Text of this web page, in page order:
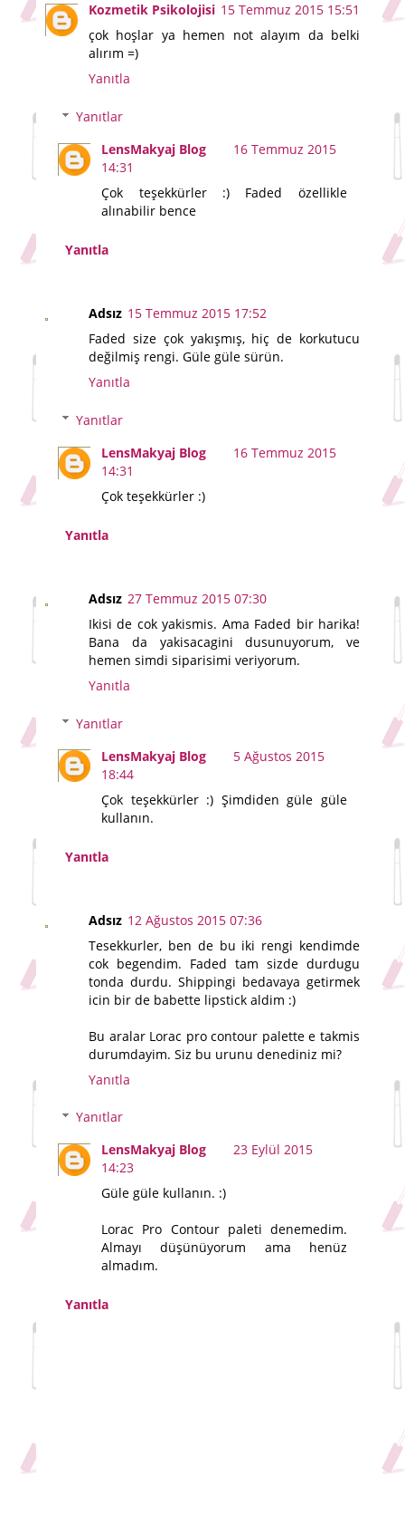
Kozmetik Psikolojisi 15 Temmuz 2015 15:51
çok hoşlar ya hemen not alayım da belki
alırım =)
Yanıtla
Yanıtlar
LensMakyaj Blog
16 Temmuz 2015
14:31
Çok teşekkürler :) Faded özellikle
alınabilir bence
Yanıtla
Adsız 15 Temmuz 2015 17:52
Faded size çok yakışmış, hiç de korkutucu
değilmiş rengi. Güle güle sürün.
Yanıtla
Yanıtlar
LensMakyaj Blog
16 Temmuz 2015
14:31
Çok teşekkürler :)
Yanıtla
Adsız 27 Temmuz 2015 07:30
Ikisi de cok yakismis. Ama Faded bir harika!
Bana da yakisacagini dusunuyorum, ve
hemen simdi siparisimi veriyorum.
Yanıtla
Yanıtlar
LensMakyaj Blog
5 Ağustos 2015
18:44
Çok teşekkürler :) Şimdiden güle güle
kullanın.
Yanıtla
Adsız 12 Ağustos 2015 07:36
Tesekkurler, ben de bu iki rengi kendimde
cok begendim. Faded tam sizde durdugu
tonda durdu. Shippingi bedavaya getirmek
icin bir de babette lipstick aldim :)
Bu aralar Lorac pro contour palette e takmis
durumdayim. Siz bu urunu denediniz mi?
Yanıtla
Yanıtlar
LensMakyaj Blog
23 Eylül 2015
14:23
Güle güle kullanın. :)
Lorac Pro Contour paleti denemedim.
Almayı düşünüyorum ama henüz
almadım.
Yanıtla